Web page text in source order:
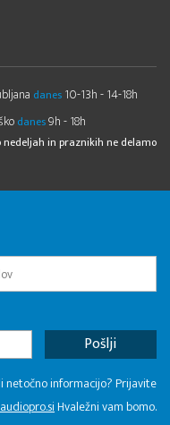
danes 10-13h - 14-18h
danes9h - 18h
nedeljah in praznikih ne delamo
netočno informacijo? Prijavite
Hvaležni vam bomo.